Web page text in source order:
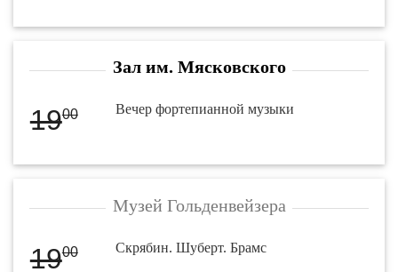
Зал им. Мясковского
1900 Вечер фортепианной музыки
Музей Гольденвейзера
1900 Скрябин. Шуберт. Брамс